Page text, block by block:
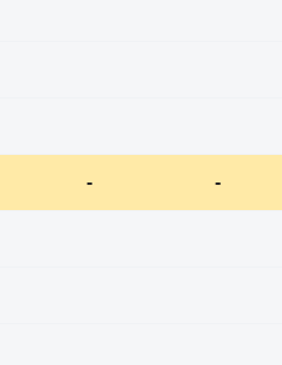
- -